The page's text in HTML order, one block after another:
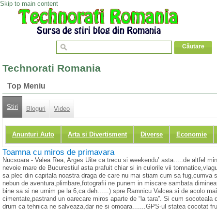
Skip to main content
Technorati Romania
Top Meniu
Stiri Bloguri Video
Anunturi Auto Arta si Divertisment Diverse Economie
Toamna cu miros de primavara
Nucsoara - Valea Rea, Arges Uite ca trecu si weekendu’ asta.....de altfel
nevoie mare de Bucurestiul asta prafuit chiar si in culorile vii
sa plec din capitala noastra draga de care nu mai stiam cum sa
nebun de aventura,plimbare,fotografii ne punem in miscare sambata
bine sa si ne urnim pe la 6,ca deh......) spre Ramnicu Valcea si de acolo
cimentate,pastrand un oarecare miros aparte de “la tara”. Si cum
drum ca tehnica ne salveaza,dar ne si omoara.......GPS-ul statea cocotat